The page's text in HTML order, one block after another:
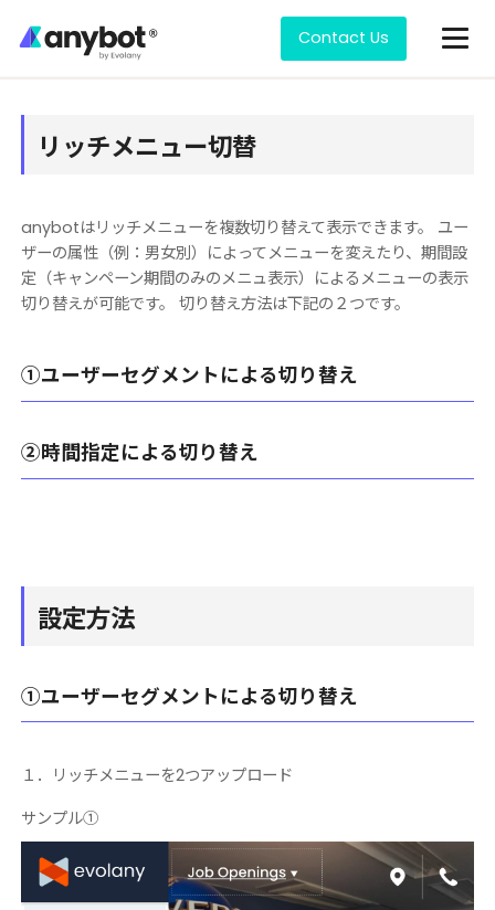
Contact Us
How to use
リッチメニュー切替
anybotはリッチメニューを複数切り替えて表示できます。 ユー
ザーの属性（例：男女別）によってメニューを変えたり、期間設
定（キャンペーン期間のみのメニュ表示）によるメニューの表示
切り替えが可能です。 切り替え方法は下記の２つです。
①ユーザーセグメントによる切り替え
②時間指定による切り替え
設定方法
①ユーザーセグメントによる切り替え
１．リッチメニューを2つアップロード
サンプル①